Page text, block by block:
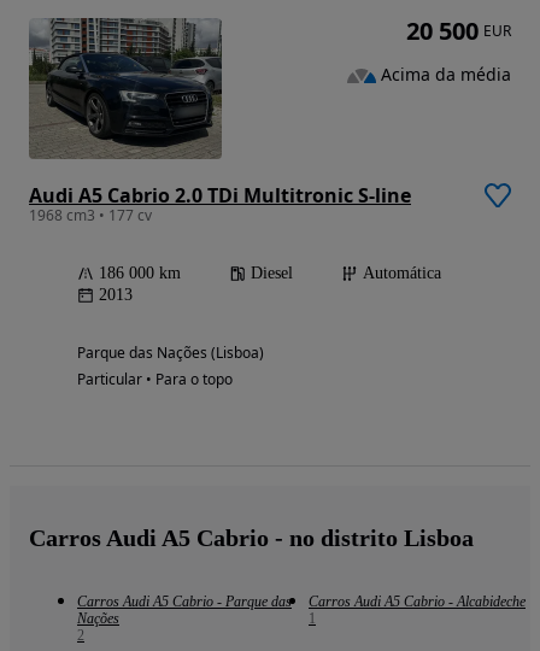
Audi A5 Cabrio 2.0 TDi Multitronic S-line
1968 cm3 • 177 cv
186 000 km Diesel
Automática
2013
Parque das Nações (Lisboa)
Particular • Para o topo
20 500 EUR
Acima da média
Carros Audi A5 Cabrio - no distrito Lisboa
Carros Audi A5 Cabrio - Parque das
Nações
2
Carros Audi A5 Cabrio - Alcabideche
1